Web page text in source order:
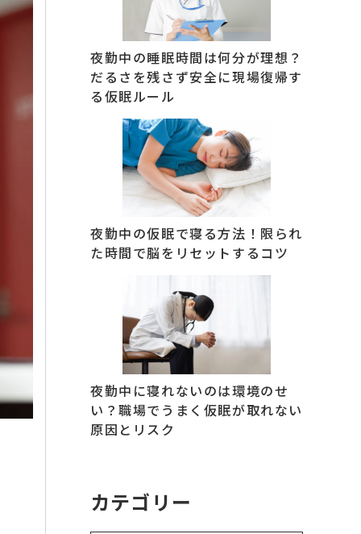
夜勤中の睡眠時間は何分が理想？
だるさを残さず安全に現場復帰す
る仮眠ルール
夜勤中の仮眠で寝る方法！限られ
た時間で脳をリセットするコツ
夜勤中に寝れないのは環境のせ
い？職場でうまく仮眠が取れない
原因とリスク
カテゴリー